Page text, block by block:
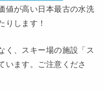
値が高い日本最古の水洗
りします！
、スキー場の施設「ス
います。ご注意くださ